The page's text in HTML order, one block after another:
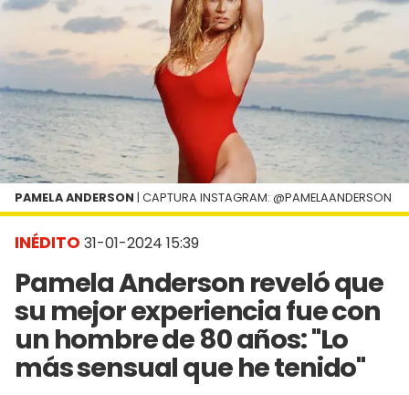
INÉDITO 31-01-2024 15:39
Pamela Anderson reveló que
su mejor experiencia fue con
un hombre de 80 años: "Lo
más sensual que he tenido"
PAMELA ANDERSON | CAPTURA INSTAGRAM: @PAMELAANDERSON